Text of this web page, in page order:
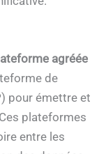
agréée
de
pour émettre et
plateformes
entre les